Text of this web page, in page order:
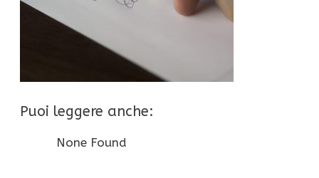
Puoi leggere anche:
None Found